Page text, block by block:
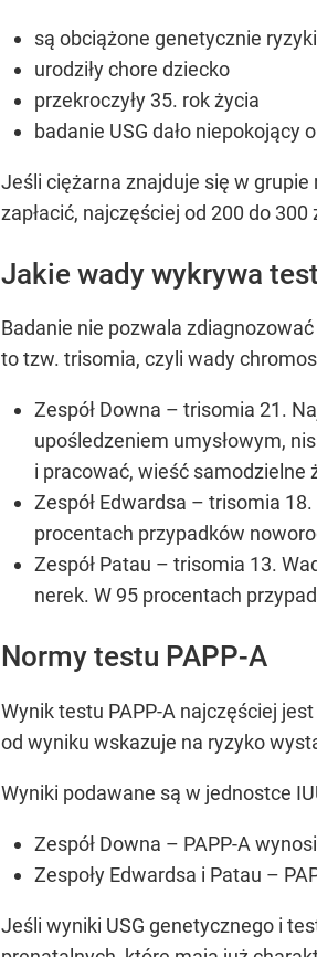
są obciążone genetycznie
urodziły chore dziecko
przekroczyły 35. rok życia
badanie USG dało niepokojący
Jeśli ciężarna znajduje się w
zapłacić, najczęściej od 200 do 300
Jakie wady wykrywa
Badanie nie pozwala
to tzw. trisomia, czyli wady
Zespół Downa – trisomia 21.
upośledzeniem umysłowym,
i pracować, wieść samodzielne
Zespół Edwardsa – trisomia
procentach przypadków
Zespół Patau – trisomia 13.
nerek. W 95 procentach
Normy testu PAPP-A
Wynik testu PAPP-A najczęściej
od wyniku wskazuje na ryzyko
Wyniki podawane są w jednostce
Zespół Downa – PAPP-A
Zespoły Edwardsa i Patau –
Jeśli wyniki USG genetycznego i